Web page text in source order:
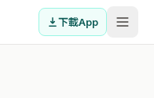
下載App